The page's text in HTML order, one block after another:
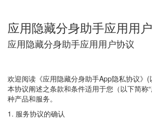
应用隐藏分身助手应用用
应用隐藏分身助手应用用户协议
欢迎阅读《应用隐藏分身助手App隐私协议》(
本协议阐述之条款和条件适用于您（以下简称
种产品和服务。
1. 服务协议的确认